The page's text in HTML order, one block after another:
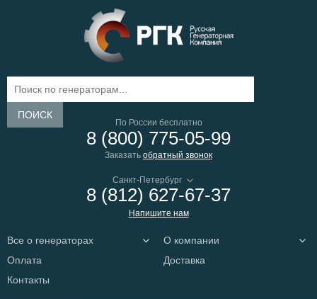
ПОИСК
По России бесплатно
8 (800) 775-05-99
Заказать обратный звонок
8 (812) 627-67-37
Напишите нам
Все о генераторах
О компании
Оплата
Доставка
Контакты